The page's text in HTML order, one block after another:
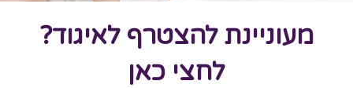
מעוניינת להצטרף לאיגוד?
לחצי כאן